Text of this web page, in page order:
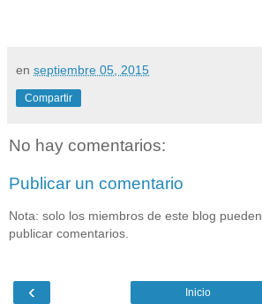
en septiembre 05, 2015
Compartir
No hay comentarios:
Publicar un comentario
Nota: solo los miembros de este blog pueden
publicar comentarios.
‹ Inicio